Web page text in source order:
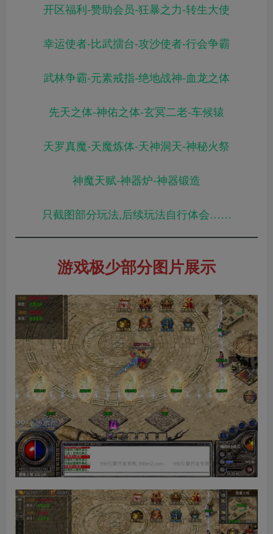
开区福利-赞助会员-狂暴之力-转生大使
幸运使者-比武擂台-攻沙使者-行会争霸
武林争霸-元素戒指-绝地战神-血龙之体
先天之体-神佑之体-玄冥二老-车候辕
天罗真魔-天魔炼体-天神洞天-神秘火祭
神魔天赋-神器炉-神器锻造
只截图部分玩法,后续玩法自行体会……
游戏极少部分图片展示